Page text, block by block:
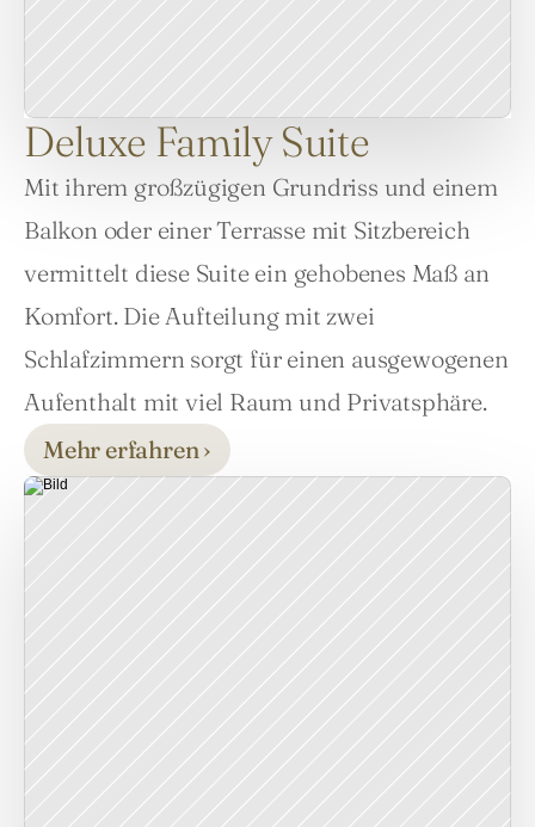
Deluxe Family Suite
Mit ihrem großzügigen Grundriss und einem
Balkon oder einer Terrasse mit Sitzbereich
vermittelt diese Suite ein gehobenes Maß an
Komfort. Die Aufteilung mit zwei
Schlafzimmern sorgt für einen ausgewogenen
Aufenthalt mit viel Raum und Privatsphäre.
Mehr erfahren ›